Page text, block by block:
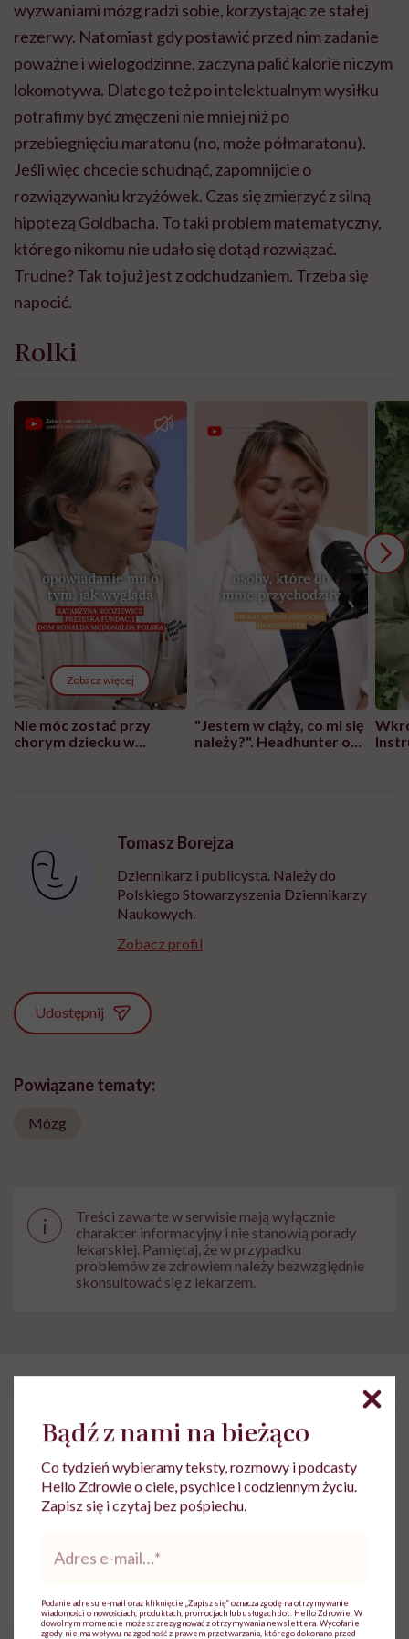
wyzwaniami mózg radzi sobie, korzystając ze stałej
rezerwy. Natomiast gdy postawić przed nim zadanie
poważne i wielogodzinne, zaczyna palić kalorie niczym
lokomotywa. Dlatego też po intelektualnym wysiłku
potrafimy być zmęczeni nie mniej niż po
przebiegnięciu maratonu (no, może półmaratonu).
Jeśli więc chcecie schudnąć, zapomnijcie o
rozwiązywaniu krzyżówek. Czas się zmierzyć z silną
hipotezą Goldbacha. To taki problem matematyczny,
którego nikomu nie udało się dotąd rozwiązać.
Trudne? Tak to już jest z odchudzaniem. Trzeba się
napocić.
Rolki
Zobacz więcej
Nie móc zostać przy
chorym dziecku w
"Jestem w ciąży, co mi się
należy?". Headhunter o
Tomasz Borejza
Dziennikarz i publicysta. Należy do
Polskiego Stowarzyszenia Dziennikarzy
Naukowych.
Zobacz profil
Udostępnij
Powiązane tematy:
Mózg
i
Treści zawarte w serwisie mają wyłącznie
charakter informacyjny i nie stanowią porady
lekarskiej. Pamiętaj, że w przypadku
problemów ze zdrowiem należy bezwzględnie
skonsultować się z lekarzem.
Ekspertka ds. etyki AI
Ekspertka ds. etyki AI ostrzega:
„Im więcej używasz sztucznej
inteligencji, tym mniej
myśleć”
Agata Źrałko
Opublikowano:08.12.2025 11:59
Bądź z nami na bieżąco
Co tydzień wybieramy teksty, rozmowy i podcasty
Hello Zdrowie o ciele, psychice i codziennym życiu.
Zapisz się i czytaj bez pośpiechu.
*
Podanie adresu e-mail oraz kliknięcie „Zapisz się” oznacza zgodę na otrzymywanie
wiadomości o nowościach, produktach, promocjach lub usługach dot. Hello Zdrowie. W
dowolnym momencie możesz zrezygnować z otrzymywania newslettera. Wycofanie
zgody nie ma wpływu na zgodność z prawem przetwarzania, którego dokonano przed